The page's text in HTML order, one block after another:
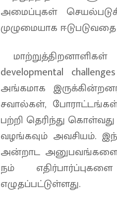
அமைப்புகள்
முழுமையாக
மாற்றுத்திறனாளிகள்
developmental
அங்கமாக
சவால்கள்,
பற்றி தெரிந்து
வழங்கவும் அவசியம்.
அன்றாட
நம்
எழுதப்பட்டுள்ளது.